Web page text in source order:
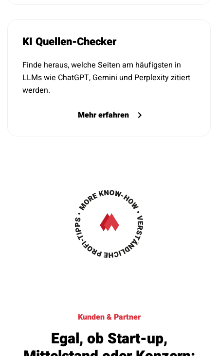
KI Quellen-Checker
Finde heraus, welche Seiten am häufigsten in
LLMs wie ChatGPT, Gemini und Perplexity zitiert
werden.
Mehr erfahren
Kunden & Partner
Egal, ob Start-up,